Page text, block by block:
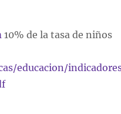
10% de la tasa de niños
educacion/